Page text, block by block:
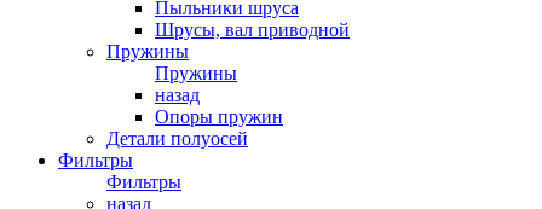
Пыльники шруса
Шрусы, вал приводной
Пружины
Пружины
назад
Опоры пружин
Детали полуосей
Фильтры
Фильтры
назад